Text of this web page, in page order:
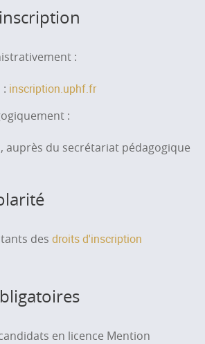
: admissibilité sur dossier de
IAE Message (obligatoire) ,
Score IAE Message
:
inscription.uphf.fr
:
auprès du secrétariat pédagogique
des droits d'inscription
en licence Mention